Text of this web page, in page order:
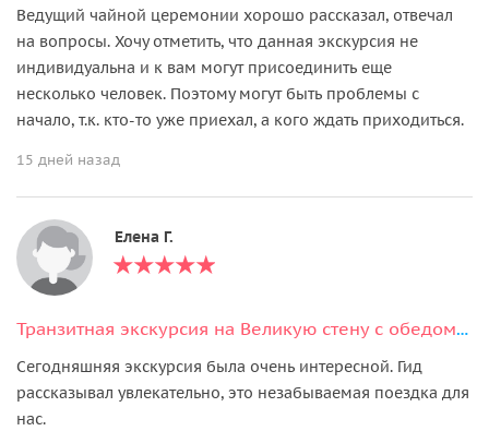
Ведущий чайной церемонии хорошо рассказал, отвечал
на вопросы. Хочу отметить, что данная экскурсия не
индивидуальна и к вам могут присоединить еще
несколько человек. Поэтому могут быть проблемы с
начало, т.к. кто-то уже приехал, а кого ждать приходиться.
15 дней назад
Елена Г.
Транзитная экскурсия на Великую стену с обедом и возвращением в аэропорт
Сегодняшняя экскурсия была очень интересной. Гид
рассказывал увлекательно, это незабываемая поездка для
нас.